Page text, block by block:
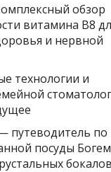
обзор
витамина B8
и нервной
технологии и
путеводитель по
посуды
бокалов